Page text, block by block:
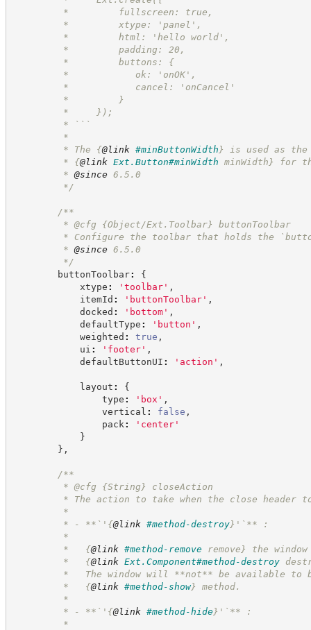
*         fullscreen: true,
*         xtype: 'panel',
*         html: 'hello world',
*         padding: 20,
*         buttons: {
*            ok: 'onOK',
*            cancel: 'onCancel'
*         }
*     });
* ```
*
* The {@link #minButtonWidth } is used as
* {@link Ext.Button#minWidth minWidth} for
* @since 6.5.0
*/
/**
* @cfg {Object/Ext.Toolbar} buttonToolbar
* Configure the toolbar that holds the
* @since 6.5.0
*/
buttonToolbar:
{
xtype : ' toolbar' ,
itemId : ' buttonToolbar' ,
docked : ' bottom' ,
defaultType : ' button ' ,
weighted : true ,
ui : ' footer' ,
defaultButtonUI : ' action ' ,
layout :
{
type : ' box ' ,
vertical : false ,
pack : ' center'
}
} ,
/**
* @cfg {String}
closeAction
* The action to take when the close header
*
* - **`' {@link #method-destroy} '`** :
*
* {@link #method-remove remove} the window
* {@link Ext.Component#method-destroy
*   The window will **not** be available to
* {@link #method-show} method.
*
* - **`' {@link #method-hide} '`** :
*